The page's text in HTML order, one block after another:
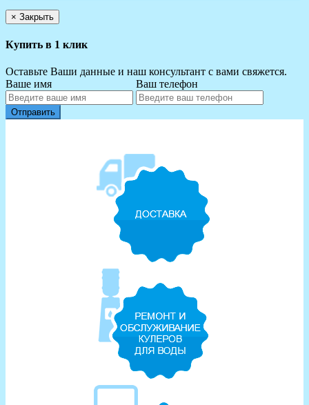
× Закрыть
Купить в 1 клик
Оставьте Ваши данные и наш консультант с вами свяжется.
Ваше имя
Ваш телефон
Отправить